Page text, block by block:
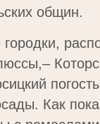
общин.
Как